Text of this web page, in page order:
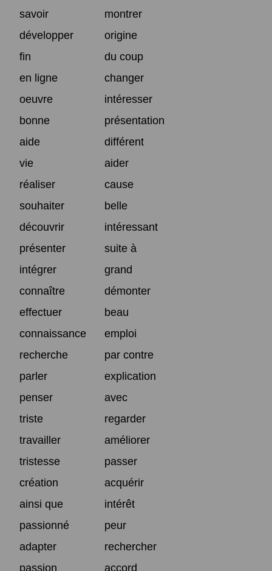
savoir
montrer
développer
origine
fin
du coup
en ligne
changer
oeuvre
intéresser
bonne
présentation
aide
différent
vie
aider
réaliser
cause
souhaiter
belle
découvrir
intéressant
présenter
suite à
intégrer
grand
connaître
démonter
effectuer
beau
connaissance
emploi
recherche
par contre
parler
explication
penser
avec
triste
regarder
travailler
améliorer
tristesse
passer
création
acquérir
ainsi que
intérêt
passionné
peur
adapter
rechercher
passion
accord